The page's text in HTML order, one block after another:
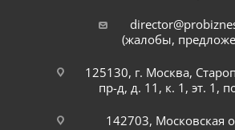
(жалобы,
125130, г. Москва,
пр-д, д. 11, к. 1, эт. 1,
142703, Московская